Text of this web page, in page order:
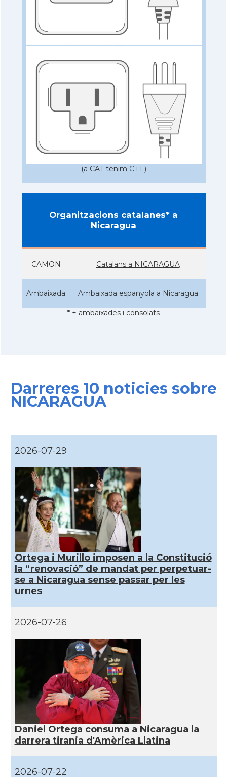
(a CAT tenim C i F)
Organitzacions catalanes* a
Nicaragua
CAMON Catalans a NICARAGUA
Ambaixada Ambaixada espanyola a Nicaragua
* + ambaixades i consolats
Darreres 10 noticies sobre
NICARAGUA
2026-07-29
Ortega i Murillo imposen a la Constitució
la “renovació” de mandat per perpetuar-
se a Nicaragua sense passar per les
urnes
2026-07-26
Daniel Ortega consuma a Nicaragua la
darrera tirania d'Amèrica Llatina
2026-07-22